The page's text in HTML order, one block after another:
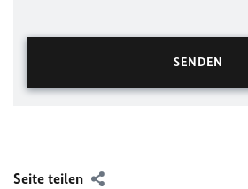
Seite teilen